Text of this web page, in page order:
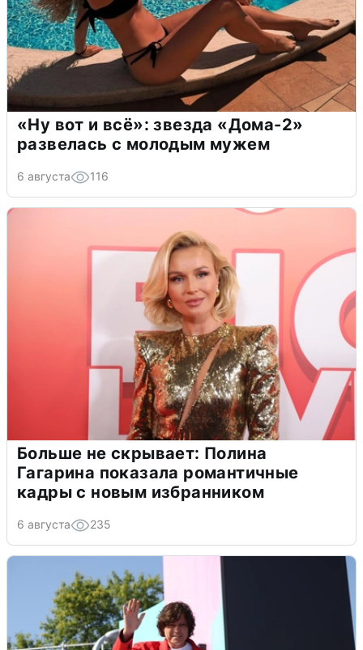
«Ну вот и всё»: звезда «Дома-2»
развелась с молодым мужем
6 августа 116
Больше не скрывает: Полина
Гагарина показала романтичные
кадры с новым избранником
6 августа 235